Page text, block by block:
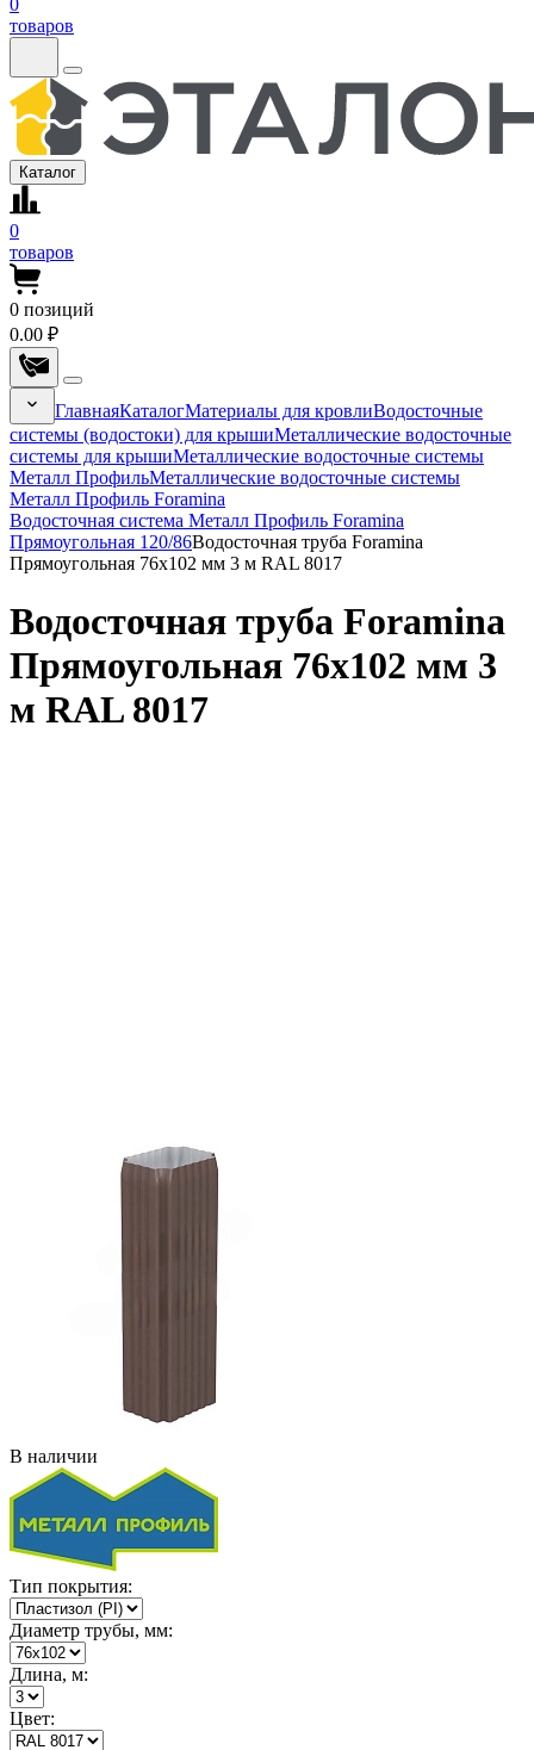
0
товаров
Каталог
0
товаров
0 позиций
0.00 ₽
ГлавнаяКаталогМатериалы для кровлиВодосточные
системы (водостоки) для крышиМеталлические водосточные
системы для крышиМеталлические водосточные системы
Металл ПрофильМеталлические водосточные системы
Металл Профиль Foramina
Водосточная система Металл Профиль Foramina
Прямоугольная 120/86Водосточная труба Foramina
Прямоугольная 76х102 мм 3 м RAL 8017
Водосточная труба Foramina
Прямоугольная 76х102 мм 3
м RAL 8017
В наличии
Тип покрытия:
Диаметр трубы, мм:
Длина, м:
Цвет: